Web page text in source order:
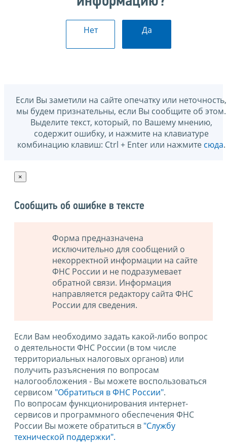
Нет Да
Если Вы заметили на сайте опечатку или неточность,
мы будем признательны, если Вы сообщите об этом.
Выделите текст, который, по Вашему мнению,
содержит ошибку, и нажмите на клавиатуре
комбинацию клавиш: Ctrl + Enter или нажмите сюда.
×
Сообщить об ошибке в тексте
Форма предназначена
исключительно для сообщений о
некорректной информации на сайте
ФНС России и не подразумевает
обратной связи. Информация
направляется редактору сайта ФНС
России для сведения.
Если Вам необходимо задать какой-либо вопрос
о деятельности ФНС России (в том числе
территориальных налоговых органов) или
получить разъяснения по вопросам
налогообложения - Вы можете воспользоваться
сервисом "Обратиться в ФНС России".
По вопросам функционирования интернет-
сервисов и программного обеспечения ФНС
России Вы можете обратиться в "Службу
технической поддержки".